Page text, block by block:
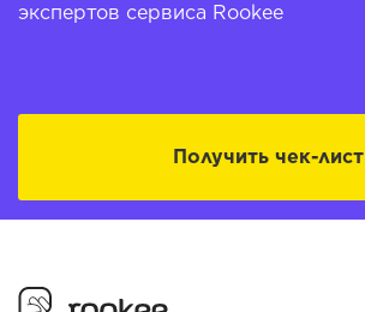
экспертов сервиса Rookee
Получить чек-лист